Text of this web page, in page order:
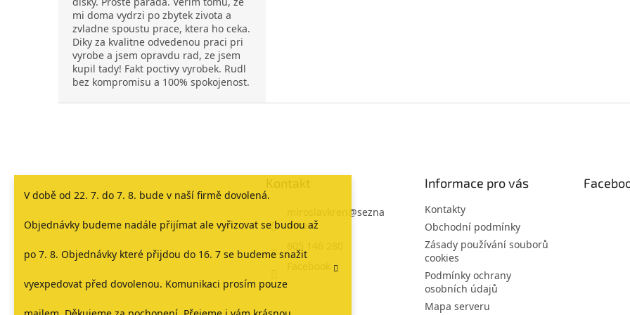
V době od 22. 7. do 7. 8. bude v naší firmě dovolená.
Objednávky budeme nadále přijímat ale vyřizovat se budou až
po 7. 8. Objednávky které přijdou do 16. 7 se budeme snažit
vyexpedovat před dovolenou. Komunikaci prosím pouze
mi doma vydrzi po zbytek zivota a
zvladne spoustu prace, ktera ho ceka.
Diky za kvalitne odvedenou praci pri
vyrobe a jsem opravdu rad, ze jsem
kupil tady! Fakt poctivy vyrobek. Rudl
bez kompromisu a 100% spokojenost.
@sezna
m.cz
Informace pro vás
Kontakty
Obchodní podmínky
Zásady používání souborů
cookies
Podmínky ochrany
osobních údajů
Mapa serveru